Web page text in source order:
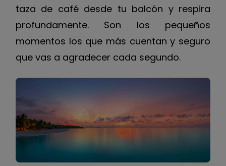
taza de café desde tu balcón y respira
profundamente. Son los pequeños
momentos los que más cuentan y seguro
que vas a agradecer cada segundo.